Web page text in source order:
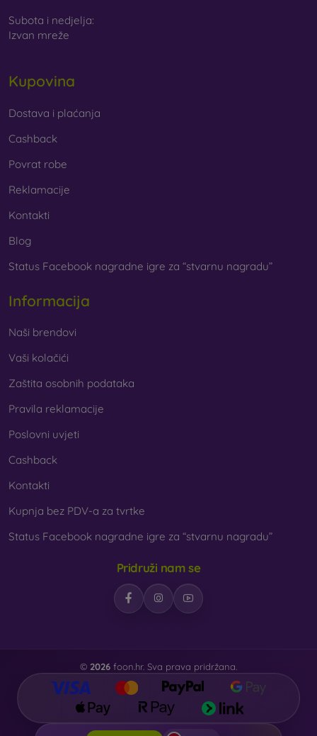
Subota i nedjelja:
Izvan mreže
Kupovina
Dostava i plaćanja
Cashback
Povrat robe
Reklamacije
Kontakti
Blog
Status Facebook nagradne igre za “stvarnu nagradu”
Informacija
Naši brendovi
Vaši kolačići
Zaštita osobnih podataka
Pravila reklamacije
Poslovni uvjeti
Cashback
Kontakti
Kupnja bez PDV-a za tvrtke
Status Facebook nagradne igre za “stvarnu nagradu”
Pridruži nam se
© 2026 foon.hr. Sva prava pridržana.